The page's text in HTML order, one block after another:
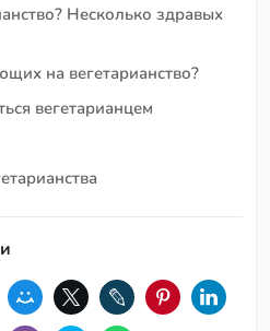
Несколько здравых
на вегетарианство?
вегетарианцем